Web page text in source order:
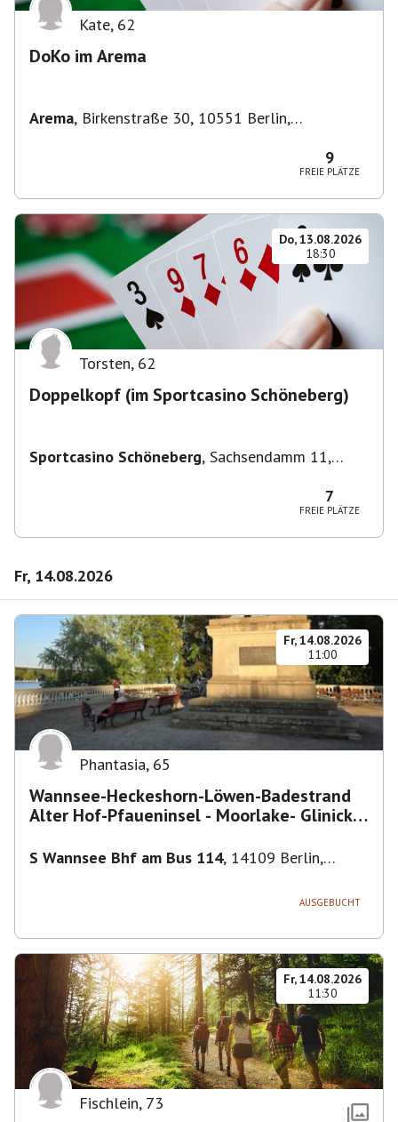
Kate, 62
DoKo im Arema
Arema, Birkenstraße 30, 10551 Berlin,
9
FREIE PLÄTZE
Do, 13.08.2026
18:30
Torsten, 62
Doppelkopf (im Sportcasino Schöneberg)
Sportcasino Schöneberg, Sachsendamm 11,
7
FREIE PLÄTZE
Fr, 14.08.2026
Fr, 14.08.2026
11:00
Phantasia, 65
Wannsee-Heckeshorn-Löwen-Badestrand
Alter Hof-Pfaueninsel - Moorlake- Glinicker
S Wannsee Bhf am Bus 114, 14109 Berlin,
AUSGEBUCHT
Fr, 14.08.2026
11:30
Fischlein, 73